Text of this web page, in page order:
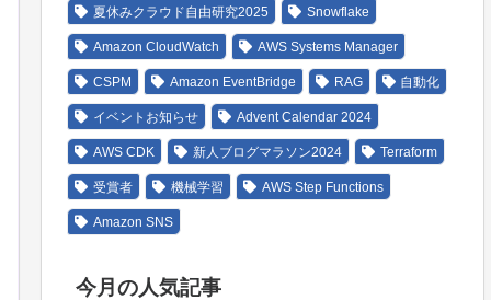
夏休みクラウド自由研究2025 Snowflake
Amazon CloudWatch AWS Systems Manager
CSPM Amazon EventBridge RAG 自動化
イベントお知らせ Advent Calendar 2024
AWS CDK 新人ブログマラソン2024 Terraform
受賞者 機械学習 AWS Step Functions
Amazon SNS
今月の人気記事